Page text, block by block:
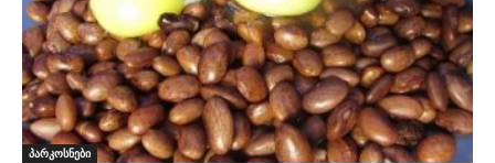
პარკოსნები